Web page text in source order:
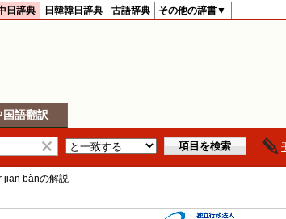
日辞典 日韓韓日辞典 古語辞典 その他の辞書▼
国語翻訳
jiān bànの解説